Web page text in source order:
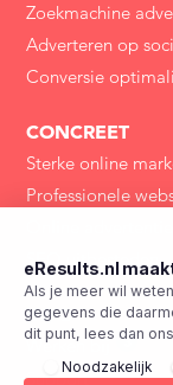
eResults.nl
Als je meer wil
gegevens die
dit punt, lees dan
Noodzakelijk
Zoekmachine
Adverteren op
Conversie
CONCREET
Sterke online
Professionele
Online
SEO uitbesteden
INFO
Werken bij 3
Support